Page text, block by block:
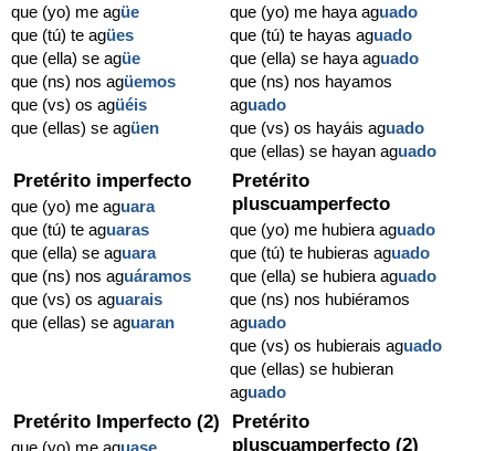
que (yo) me agüe
que (tú) te agües
que (ella) se agüe
que (ns) nos agüemos
que (vs) os agüéis
que (ellas) se agüen
que (yo) me haya aguado
que (tú) te hayas aguado
que (ella) se haya aguado
que (ns) nos hayamos
aguado
que (vs) os hayáis aguado
que (ellas) se hayan aguado
Pretérito imperfecto
que (yo) me aguara
que (tú) te aguaras
que (ella) se aguara
que (ns) nos aguáramos
que (vs) os aguarais
que (ellas) se aguaran
Pretérito
pluscuamperfecto
que (yo) me hubiera aguado
que (tú) te hubieras aguado
que (ella) se hubiera aguado
que (ns) nos hubiéramos
aguado
que (vs) os hubierais aguado
que (ellas) se hubieran
aguado
Pretérito Imperfecto (2)
Pretérito
pluscuamperfecto (2)